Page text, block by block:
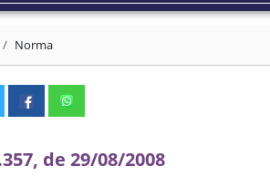
Norma
de 29/08/2008